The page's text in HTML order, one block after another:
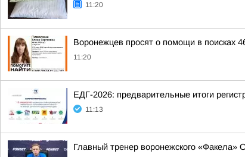
11:20
Воронежцев просят о помощи в поисках
11:20
ЕДГ-2026: предварительные итоги
11:13
Главный тренер воронежского «Факела»